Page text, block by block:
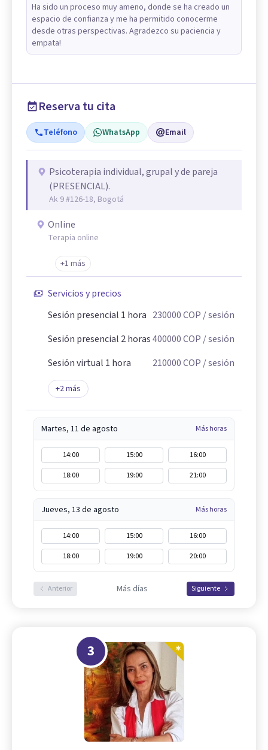
Ha sido un proceso muy ameno, donde se ha creado un
espacio de confianza y me ha permitido conocerme
desde otras perspectivas. Agradezco su paciencia y
empata!
Reserva tu cita
Teléfono WhatsApp Email
Psicoterapia individual, grupal y de pareja
(PRESENCIAL).
Ak 9 #126-18, Bogotá
Online
Terapia online
+1 más
Servicios y precios
Sesión presencial 1 hora 230000COP / sesión
Sesión presencial 2 horas400000COP / sesión
Sesión virtual 1 hora
210000COP / sesión
+2más
Martes, 11 de agosto Más horas
14:00 15:00
16:00
18:00
19:00 21:00
Jueves, 13 de agosto Más horas
14:00 15:00
16:00
18:00
19:00 20:00
Anterior Más días Siguiente
3